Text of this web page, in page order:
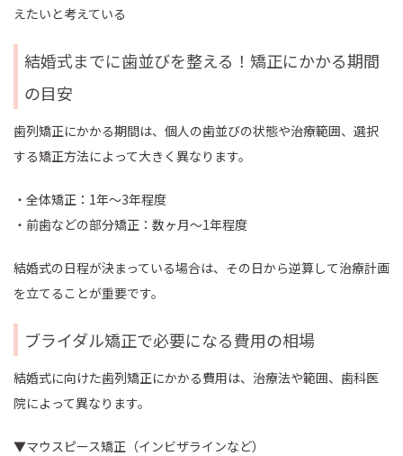
えたいと考えている
結婚式までに歯並びを整える！矯正にかかる期間
の目安
歯列矯正にかかる期間は、個人の歯並びの状態や治療範囲、選択
する矯正方法によって大きく異なります。
・全体矯正：1年～3年程度
・前歯などの部分矯正：数ヶ月～1年程度
結婚式の日程が決まっている場合は、その日から逆算して治療計画
を立てることが重要です。
ブライダル矯正で必要になる費用の相場
結婚式に向けた歯列矯正にかかる費用は、治療法や範囲、歯科医
院によって異なります。
▼マウスピース矯正（インビザラインなど）